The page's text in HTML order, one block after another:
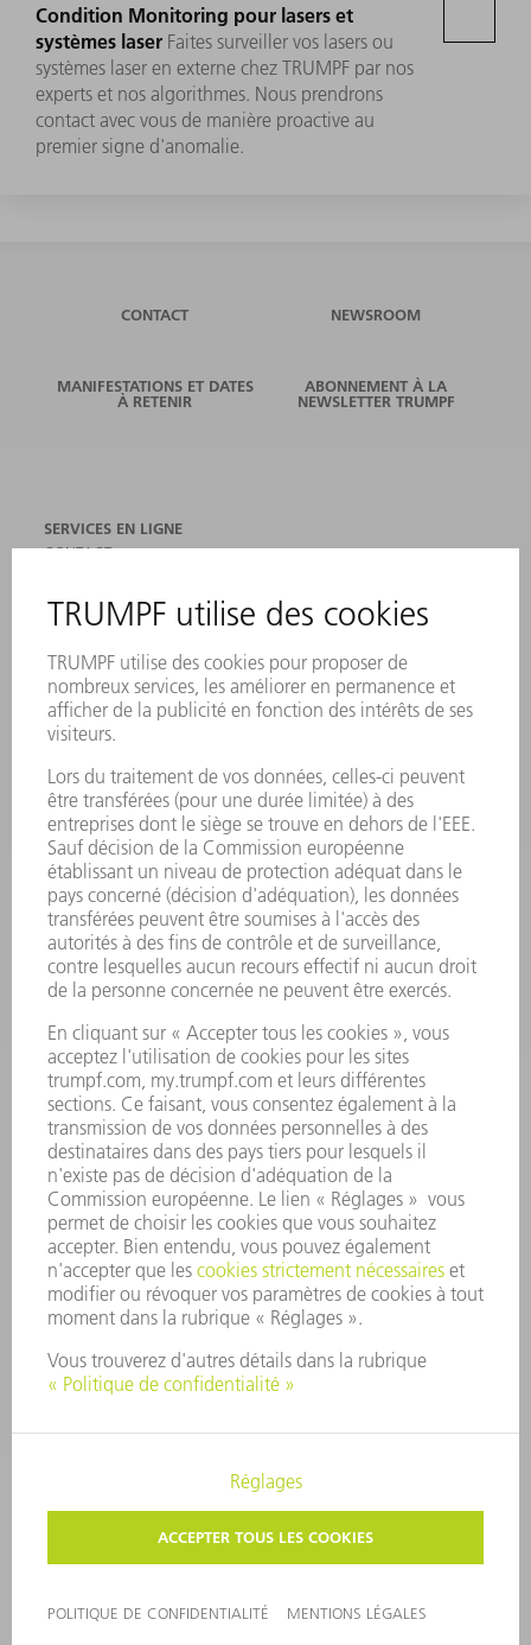
Condition Monitoring pour lasers et
systèmes laser Faites surveiller vos lasers ou
systèmes laser en externe chez TRUMPF par nos
experts et nos algorithmes. Nous prendrons
contact avec vous de manière proactive au
premier signe d'anomalie.
CONTACT NEWSROOM
MANIFESTATIONS ET DATES
À RETENIR
ABONNEMENT À LA
NEWSLETTER TRUMPF
SERVICES EN LIGNE
CONTACT
MANIFESTATIONS ET DATES À RETENIR
INSCRIPTION À LA NEWSLETTER
PRODUITS
MACHINES & SYSTÈMES
LASER
ELECTRONIQUE DE PUISSANCE
OUTILS ÉLECTRIQUES
SMART FACTORY
LOGICIEL
SERVICES
APPLICATIONS
SECTEURS D'ACTIVITÉ
ENTREPRISE
CARRIÈRE
OFFRES D'EMPLOI
PROFIL DE L'ENTREPRISE
CONSEIL D'ADMINISTRATION
RAPPORT ANNUEL
PRINCIPES FONDAMENTAUX DE L'ENTREPRISE
CONFORMITÉ
SYSTÈME D'ALERTE
SÉCURITÉ
COMMUNIQUÉS DE PRESSE
MAGAZINE
DURABILITÉ
ENVIRONNEMENT ET CLIMAT
SOCIAL ET SOCIÉTÉ
GESTION D'ENTREPRISE
PROTECTION DES DONNÉES PERSONNELLES
COPYRIGHT ET DROIT DES MARQUES
PARAMÈTRES VIE PRIVÉE